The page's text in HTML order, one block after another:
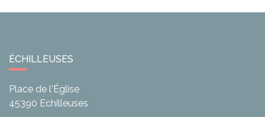
ÉCHILLEUSES
Place de l'Église
45390 Echilleuses